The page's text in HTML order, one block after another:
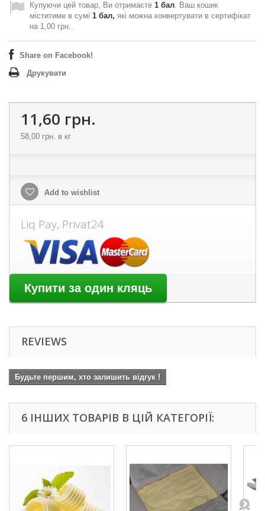
Купуючи цей товар, Ви отримаєте 1 бал. Ваш кошик
міститиме в сумі 1 бал, які можна конвертувати в сертифікат
на 1,00 грн..
Share on Facebook!
Друкувати
11,60 грн.
58,00 грн. в кг
Add to wishlist
Liq Pay, Privat24
REVIEWS
Будьте першим, хто залишить відгук !
6 ІНШИХ ТОВАРІВ В ЦІЙ КАТЕГОРІЇ: